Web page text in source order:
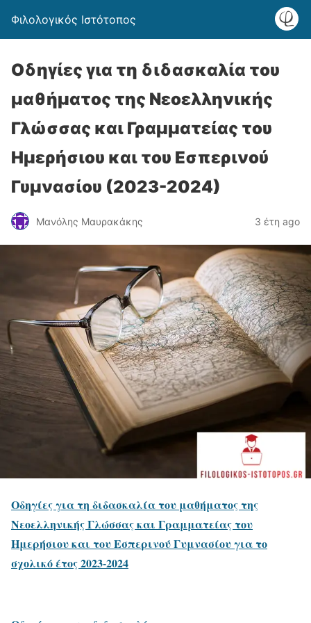
Φιλολογικός Ιστότοπος
Οδηγίες για τη διδασκαλία του
μαθήματος της Νεοελληνικής
Γλώσσας και Γραμματείας του
Ημερήσιου και του Εσπερινού
Γυμνασίου (2023-2024)
Μανόλης Μαυρακάκης 3 έτη ago
Οδηγίες για τη διδασκαλία του μαθήματος της
Νεοελληνικής Γλώσσας και Γραμματείας του
Ημερήσιου και του Εσπερινού Γυμνασίου για το
σχολικό έτος 2023-2024